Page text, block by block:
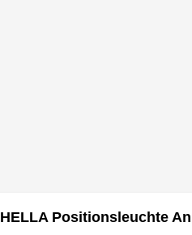
HELLA Positionsleuchte